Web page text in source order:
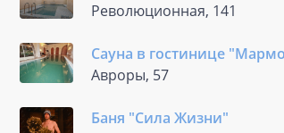
Революционная, 141
Сауна в гостинице
Авроры, 57
Баня "Сила Жизни"